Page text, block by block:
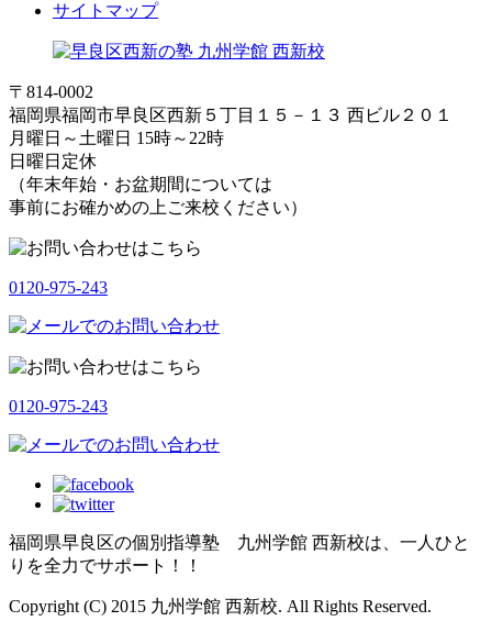
サイトマップ
〒814-0002
福岡県福岡市早良区西新５丁目１５－１３ 西ビル２０１
月曜日～土曜日 15時～22時
日曜日定休
（年末年始・お盆期間については
事前にお確かめの上ご来校ください）
0120-975-243
0120-975-243
福岡県早良区の個別指導塾 九州学館 西新校は、一人ひと
りを全力でサポート！！
Copyright (C) 2015 九州学館 西新校. All Rights Reserved.